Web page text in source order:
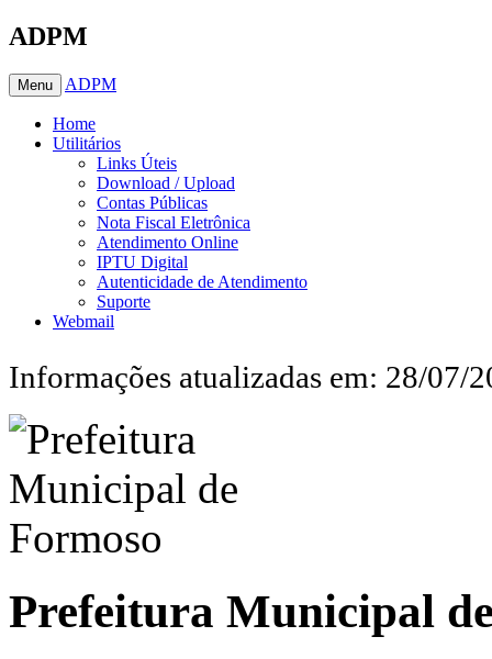
ADPM
Menu ADPM
Home
Utilitários
Links Úteis
Download / Upload
Contas Públicas
Nota Fiscal Eletrônica
Atendimento Online
IPTU Digital
Autenticidade de Atendimento
Suporte
Webmail
Informações atualizadas em: 28/07/
Prefeitura Municipal